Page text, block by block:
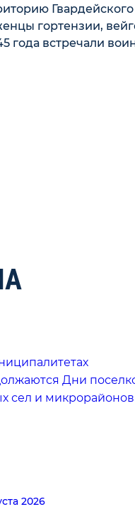
гортензии,
года встречали
Дни
сел и микрорайонов
2026